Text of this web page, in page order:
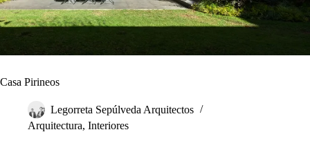
Casa Pirineos
Legorreta Sepúlveda Arquitectos
Arquitectura, Interiores